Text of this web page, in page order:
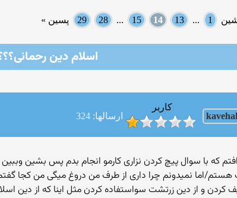
1
...
13
14
15
...
28
29 پسین »
اسلام دین
کاربر
ارسالها: 324
كه با سوال پیچ كردن نزاری كارمو انجام بدم پس بشین
هستم/اما نمیدونم چرا داری از طرف من دروغ میگی من كجا
كردن و از دین زرتشت سواستفاده كردن مثل اینا كه از دین